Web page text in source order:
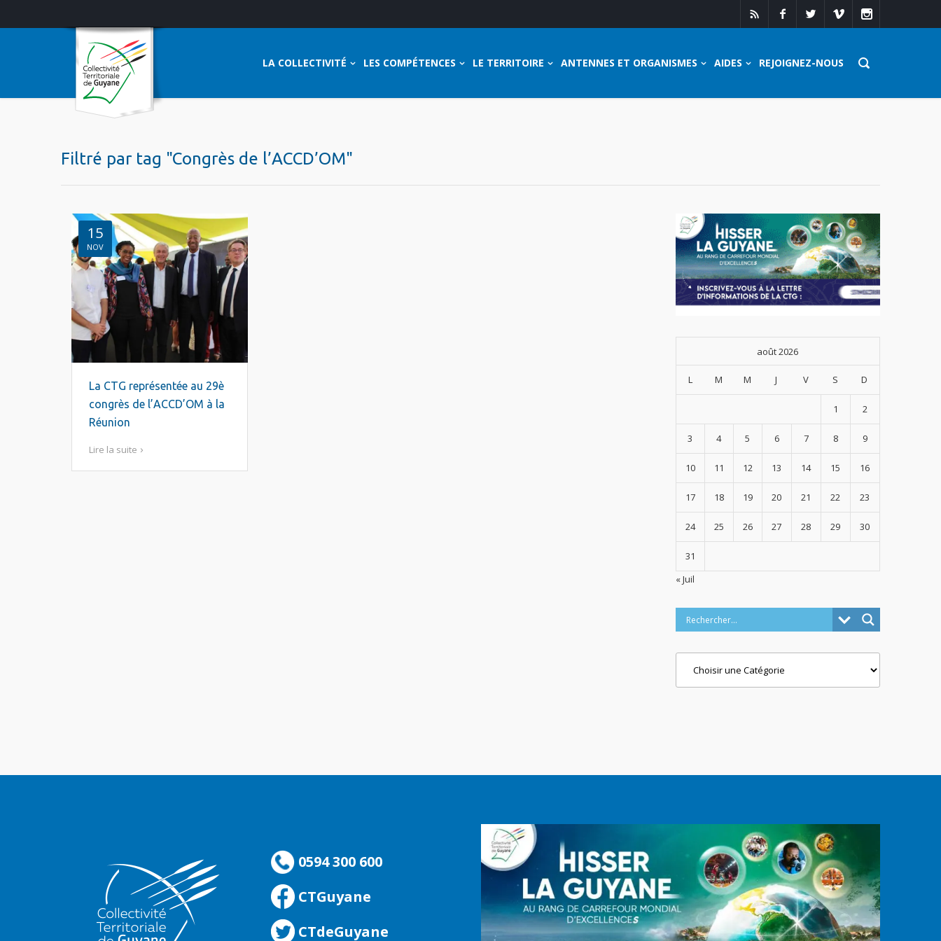
LA COLLECTIVITÉ LES COMPÉTENCES LE TERRITOIRE ANTENNES ET ORGANISMES AIDES REJOIGNEZ-NOUS
Filtré par tag "Congrès de l’ACCD’OM"
15
NOV
La CTG représentée au 29è
congrès de l’ACCD’OM à la
Réunion
Lire la suite
août 2026
L M M J V S D
1 2
3 4 5 6 7 8 9
10 11 12 13 14 15 16
17 18 19 20 21 22 23
24 25 26 27 28 29 30
31
« Juil
0594 300 600
CTGuyane
CTdeGuyane